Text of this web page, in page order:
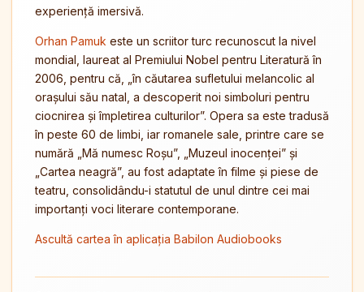
experiență imersivă.
Orhan Pamuk este un scriitor turc recunoscut la nivel
mondial, laureat al Premiului Nobel pentru Literatură în
2006, pentru că, „în căutarea sufletului melancolic al
orașului său natal, a descoperit noi simboluri pentru
ciocnirea și împletirea culturilor”. Opera sa este tradusă
în peste 60 de limbi, iar romanele sale, printre care se
numără „Mă numesc Roșu”, „Muzeul inocenței” și
„Cartea neagră”, au fost adaptate în filme și piese de
teatru, consolidându-i statutul de unul dintre cei mai
importanți voci literare contemporane.
Ascultă cartea în aplicația Babilon Audiobooks